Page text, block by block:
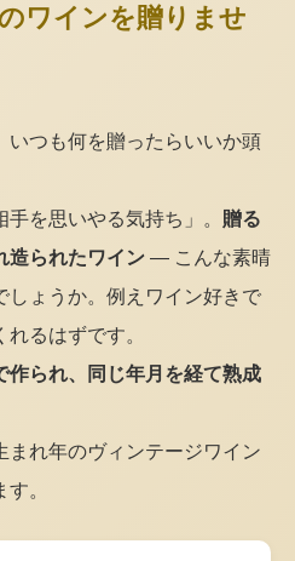
ワインを贈りませ
いつも何を贈ったらいいか頭
を思いやる気持ち」。 贈る
造られたワイン — こんな素晴
しょうか。例えワイン好きで
るはずです。
作られ、同じ年月を経て熟成
まれ年のヴィンテージワイン
。